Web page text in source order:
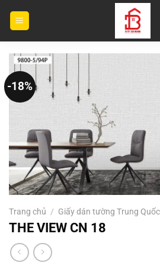
dung
-18%
Trang chủ / Giấy dán tường Trung Quốc
THE VIEW CN 18